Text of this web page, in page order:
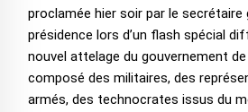
proclamée hier soir par le secrétaire
présidence lors d’un flash spécial
nouvel attelage du gouvernement
composé des militaires, des
armés, des technocrates issus du